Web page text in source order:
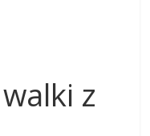
z